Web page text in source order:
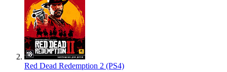
Red Dead Redemption 2 (PS4)